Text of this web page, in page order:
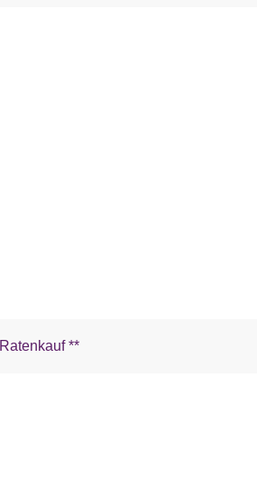
Ratenkauf **